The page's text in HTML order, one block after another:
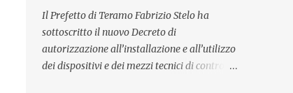
Palermo al basso e voce, Tiziano Giampieri
alla chitarra e voce, e Salvo Vinci alla voce.
Salvo Vinci è la voce scelta direttamente da
Brian May e Roger Taylor per il musical We
Il Prefetto di Teramo Fabrizio Stelo ha
sottoscritto il nuovo Decreto di
autorizzazione all’installazione e all’utilizzo
dei dispositivi e dei mezzi tecnici di controllo